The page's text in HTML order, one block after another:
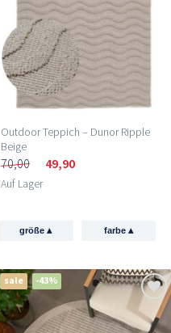
Outdoor Teppich – Dunor Ripple
Beige
70,00 49,90
Auf Lager
größe▴ farbe ▴
sale -43%